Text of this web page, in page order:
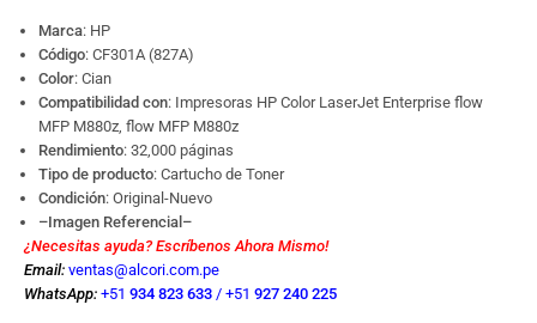
Marca: HP
Código: CF301A (827A)
Color: Cian
Compatibilidad con: Impresoras HP Color LaserJet Enterprise flow
MFP M880z, flow MFP M880z
Rendimiento: 32,000 páginas
Tipo de producto: Cartucho de Toner
Condición: Original-Nuevo
–Imagen Referencial–
¿Necesitas ayuda? Escríbenos Ahora Mismo!
Email: ventas@alcori.com.pe
WhatsApp: +51 934 823 633 / +51 927 240 225